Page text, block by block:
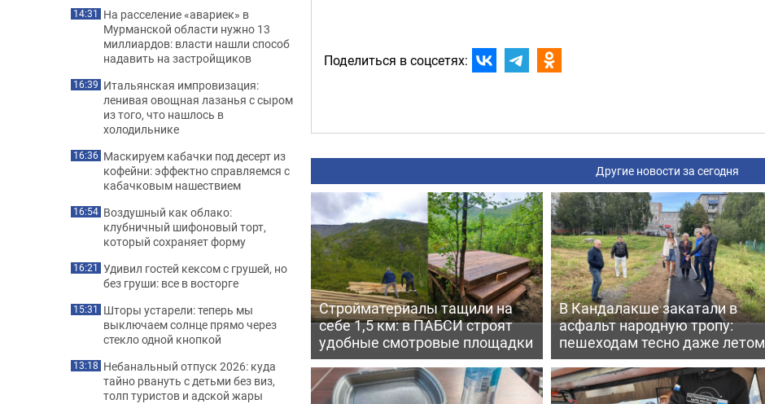
Поделиться в соцсетях:
Другие новости за сегодня
Стройматериалы тащили на
себе 1,5 км: в ПАБСИ строят
удобные смотровые площадки
В Кандалакше закатали в
асфальт народную тропу:
пешеходам тесно даже летом
14:31 На расселение «авариек» в
Мурманской области нужно 13
миллиардов: власти нашли способ
надавить на застройщиков
16:39 Итальянская импровизация:
ленивая овощная лазанья с сыром
из того, что нашлось в
холодильнике
16:36 Маскируем кабачки под десерт из
кофейни: эффектно справляемся с
кабачковым нашествием
16:54 Воздушный как облако:
клубничный шифоновый торт,
который сохраняет форму
16:21 Удивил гостей кексом с грушей, но
без груши: все в восторге
15:31 Шторы устарели: теперь мы
выключаем солнце прямо через
стекло одной кнопкой
13:18 Небанальный отпуск 2026: куда
тайно рвануть с детьми без виз,
толп туристов и адской жары